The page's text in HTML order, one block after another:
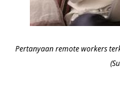
Pertanyaan remote workers